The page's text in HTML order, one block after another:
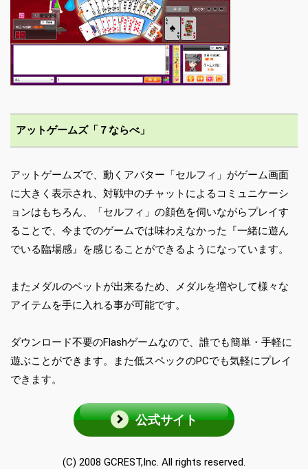
アットゲームズ「７ならべ」
アットゲームズで、動くアバター「セルフィ」がゲーム画面
に大きく表示され、対戦中のチャットによるコミュニケーシ
ョンはもちろん、「セルフィ」の顔色を伺いながらプレイす
ることで、今までのゲームでは味わえなかった『一緒に遊ん
でいる臨場感』を感じることができるようになっています。
またメダルのベットが出来るため、メダルを増やして様々な
アイテムを手に入れる事が可能です。
ダウンロード不要のFlashゲームなので、誰でも簡単・手軽に
遊ぶことができます。また低スペックのPCでも気軽にプレイ
できます。
公式サイト
(C) 2008 GCREST,Inc. All rights reserved.